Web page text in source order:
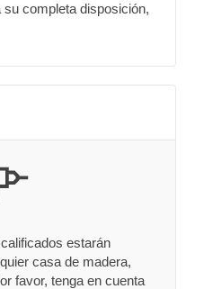
completa disposición,
estarán
casa de madera,
favor, tenga en cuenta